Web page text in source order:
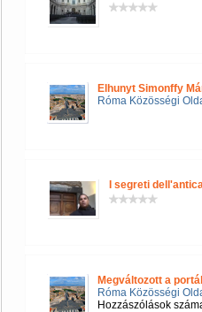
Elhunyt Simonffy
Róma Közösségi
I segreti
Megváltozott a
Róma Közösségi
Hozzászólások